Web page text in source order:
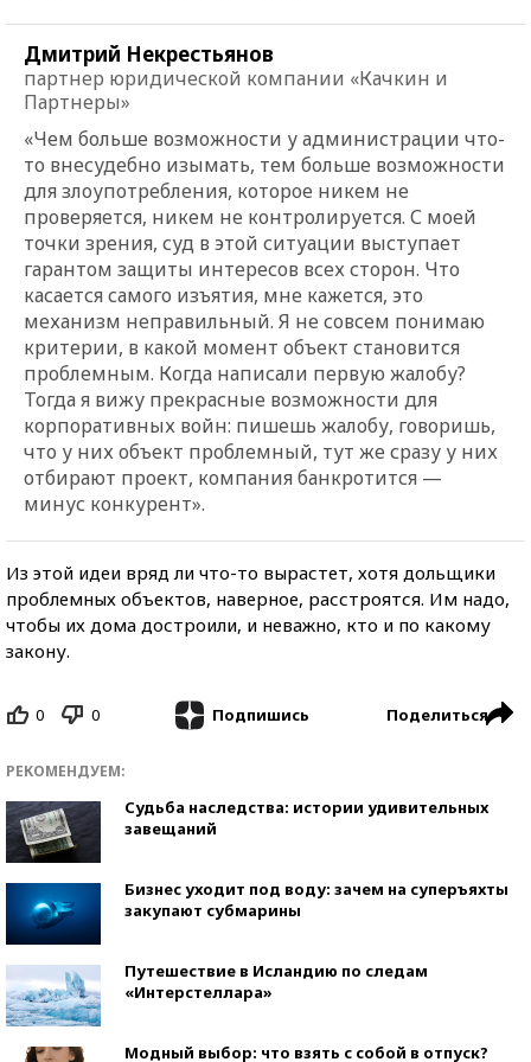
Дмитрий Некрестьянов
партнер юридической компании «Качкин и
Партнеры»
«Чем больше возможности у администрации что-
то внесудебно изымать, тем больше возможности
для злоупотребления, которое никем не
проверяется, никем не контролируется. С моей
точки зрения, суд в этой ситуации выступает
гарантом защиты интересов всех сторон. Что
касается самого изъятия, мне кажется, это
механизм неправильный. Я не совсем понимаю
критерии, в какой момент объект становится
проблемным. Когда написали первую жалобу?
Тогда я вижу прекрасные возможности для
корпоративных войн: пишешь жалобу, говоришь,
что у них объект проблемный, тут же сразу у них
отбирают проект, компания банкротится —
минус конкурент».
Из этой идеи вряд ли что-то вырастет, хотя дольщики
проблемных объектов, наверное, расстроятся. Им надо,
чтобы их дома достроили, и неважно, кто и по какому
закону.
0 0 Подпишись Поделиться
РЕКОМЕНДУЕМ:
Судьба наследства: истории удивительных
завещаний
Бизнес уходит под воду: зачем на суперъяхты
закупают субмарины
Путешествие в Исландию по следам
«Интерстеллара»
Модный выбор: что взять с собой в отпуск?